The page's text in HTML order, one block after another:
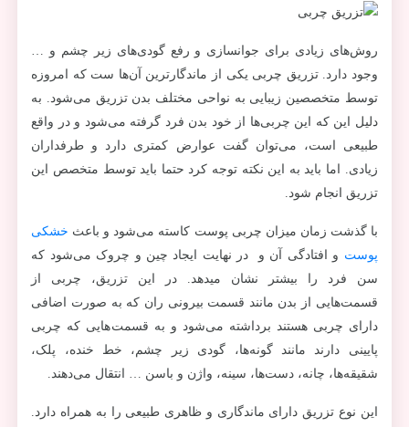
روش‌های زیادی برای جوانسازی و رفع گودی‌های زیر چشم و …
وجود دارد. تزریق چربی یکی از ماندگارترین آن‌ها ست که امروزه
توسط متخصصین زیبایی به نواحی مختلف بدن تزریق می‌شود. به
دلیل این که این چربی‌ها از خود بدن فرد گرفته می‌شود و در واقع
طبیعی است، می‌توان گفت عوارض کمتری دارد و طرفداران
زیادی. اما باید به این نکته توجه کرد حتما باید توسط متخصص این
تزریق انجام شود.
با گذشت زمان میزان چربی پوست کاسته می‌شود و باعث خشکی
پوست و افتادگی آن و در نهایت ایجاد چین و چروک می‌شود که
سن فرد را بیشتر نشان مید‌هد. در این تزریق، چربی از
قسمت‌‎هایی از بدن مانند قسمت بیرونی ران که به صورت اضافی
دارای چربی هستند برداشته می‌شود و به قسمت‌‎هایی که چربی
پایینی دارند مانند گونه‏‌ها، گودی زیر چشم، خط خنده، پلک،
شقیقه‌ها، چانه، دست‎‌‌ها، سینه‎، واژن و باسن … انتقال می‌دهند.
این نوع تزریق دارای ماندگاری و ظاهری طبیعی را به همراه دارد.